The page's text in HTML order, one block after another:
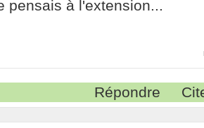
pensais à l'extension...
Répondre